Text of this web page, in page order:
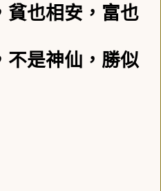
貧也相安，富也
不是神仙，勝似